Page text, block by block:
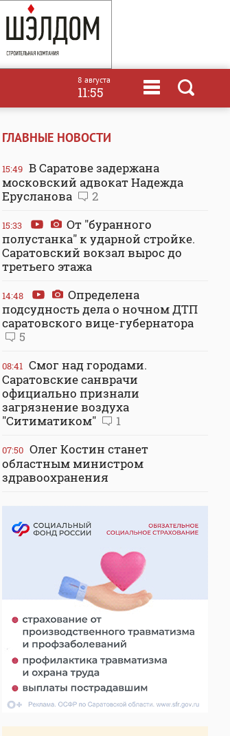
8 августа
11:55
ГЛАВНЫЕ НОВОСТИ
15:49 В Саратове задержана
московский адвокат Надежда
Ерусланова
2
15:33
От "буранного
полустанка" к ударной стройке.
Саратовский вокзал вырос до
третьего этажа
14:48
Определена
подсудность дела о ночном ДТП
саратовского вице-губернатора
5
08:41 Смог над городами.
Саратовские санврачи
официально признали
загрязнение воздуха
"Ситиматиком"
1
07:50 Олег Костин станет
областным министром
здравоохранения